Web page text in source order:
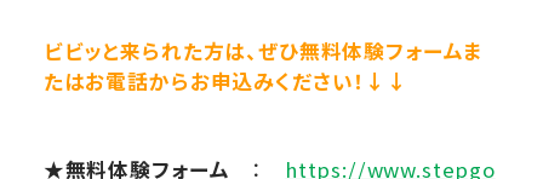
ビビッと来られた方は、ぜひ無料体験フォームま
たはお電話からお申込みください！↓↓
★無料体験フォーム ： https://www.stepgo